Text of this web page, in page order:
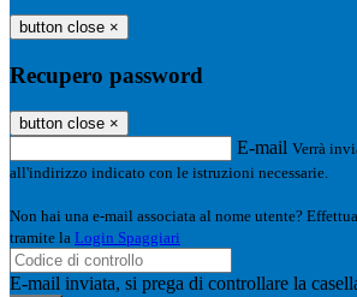
button close ×
Recupero password
button close ×
E-mail Verrà
all'indirizzo indicato con le istruzioni necessarie.
Non hai una e-mail associata al nome utente?
tramite la Login Spaggiari
E-mail inviata, si prega di controllare la